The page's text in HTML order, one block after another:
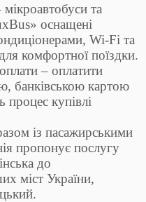
та
оснащені
Wi-Fi та
комфортної поїздки.
– оплатити
банківською картою
купівлі
із пасажирськими
пропонує послугу
до
міст України,